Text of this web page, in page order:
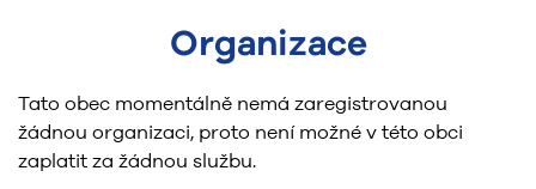
Organizace
Tato obec momentálně nemá zaregistrovanou
žádnou organizaci, proto není možné v této obci
zaplatit za žádnou službu.